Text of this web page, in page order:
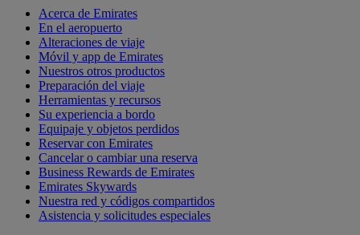
Acerca de Emirates
En el aeropuerto
Alteraciones de viaje
Móvil y app de Emirates
Nuestros otros productos
Preparación del viaje
Herramientas y recursos
Su experiencia a bordo
Equipaje y objetos perdidos
Reservar con Emirates
Cancelar o cambiar una reserva
Business Rewards de Emirates
Emirates Skywards
Nuestra red y códigos compartidos
Asistencia y solicitudes especiales